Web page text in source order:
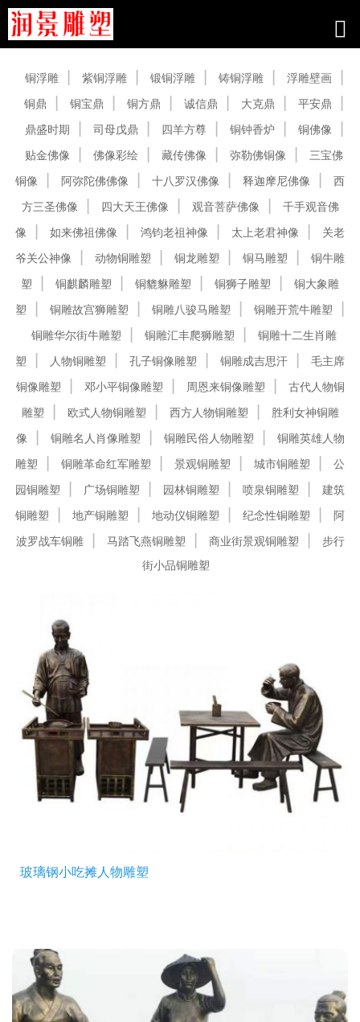
铜浮雕 紫铜浮雕 锻铜浮雕 铸铜浮雕
浮雕壁画
铜鼎
铜宝鼎 铜方鼎 诚信鼎 大克鼎
平安鼎
鼎盛时期
司母戊鼎 四羊方尊 铜钟香炉
铜佛像
贴金佛像
佛像彩绘 藏传佛像 弥勒佛铜像
三宝佛
铜像
阿弥陀佛佛像 十八罗汉佛像 释迦摩尼佛像
西
方三圣佛像
四大天王佛像 观音菩萨佛像
千手观音佛
像
如来佛祖佛像 鸿钧老祖神像 太上老君神像
关老
爷关公神像
动物铜雕塑 铜龙雕塑 铜马雕塑
铜牛雕
塑
铜麒麟雕塑 铜貔貅雕塑 铜狮子雕塑
铜大象雕
塑
铜雕故宫狮雕塑 铜雕八骏马雕塑
铜雕开荒牛雕塑
铜雕华尔街牛雕塑
铜雕汇丰爬狮雕塑
铜雕十二生肖雕
塑
人物铜雕塑 孔子铜像雕塑 铜雕成吉思汗
毛主席
铜像雕塑
邓小平铜像雕塑 周恩来铜像雕塑
古代人物铜
雕塑
欧式人物铜雕塑 西方人物铜雕塑
胜利女神铜雕
像
铜雕名人肖像雕塑 铜雕民俗人物雕塑
铜雕英雄人物
雕塑
铜雕革命红军雕塑 景观铜雕塑 城市铜雕塑
公
园铜雕塑
广场铜雕塑 园林铜雕塑 喷泉铜雕塑
建筑
铜雕塑
地产铜雕塑 地动仪铜雕塑 纪念性铜雕塑
阿
波罗战车铜雕
马踏飞燕铜雕塑 商业街景观铜雕塑
步行
街小品铜雕塑
玻璃钢小吃摊人物雕塑